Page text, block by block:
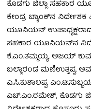
ಕೊಡಗು ಜಿಲ್ಲಾ ಸಹಕಾರ
ಕೇಂದ್ರ ಬ್ಯಾಂಕ್‌ನ
ಯೂನಿಯನ್‌ ಉಪಾಧ್ಯಕ್ಷರಾದ
ಸಹಕಾರ ಯೂನಿಯನ್‌ನ
ಕೆ.ಎಂ.ತಮ್ಮಯ್ಯ, ಅಜಯ್
ಬಲ್ಲಾರಂಡ ಮಣಿಉತ್ತಪ್ಪ,
ಎ.ಸಿ.ಕುಶಾಲಪ್ಪ,
ಎಚ್.ಎಂ.ರಮೇಶ್, ಕೊಡಗು